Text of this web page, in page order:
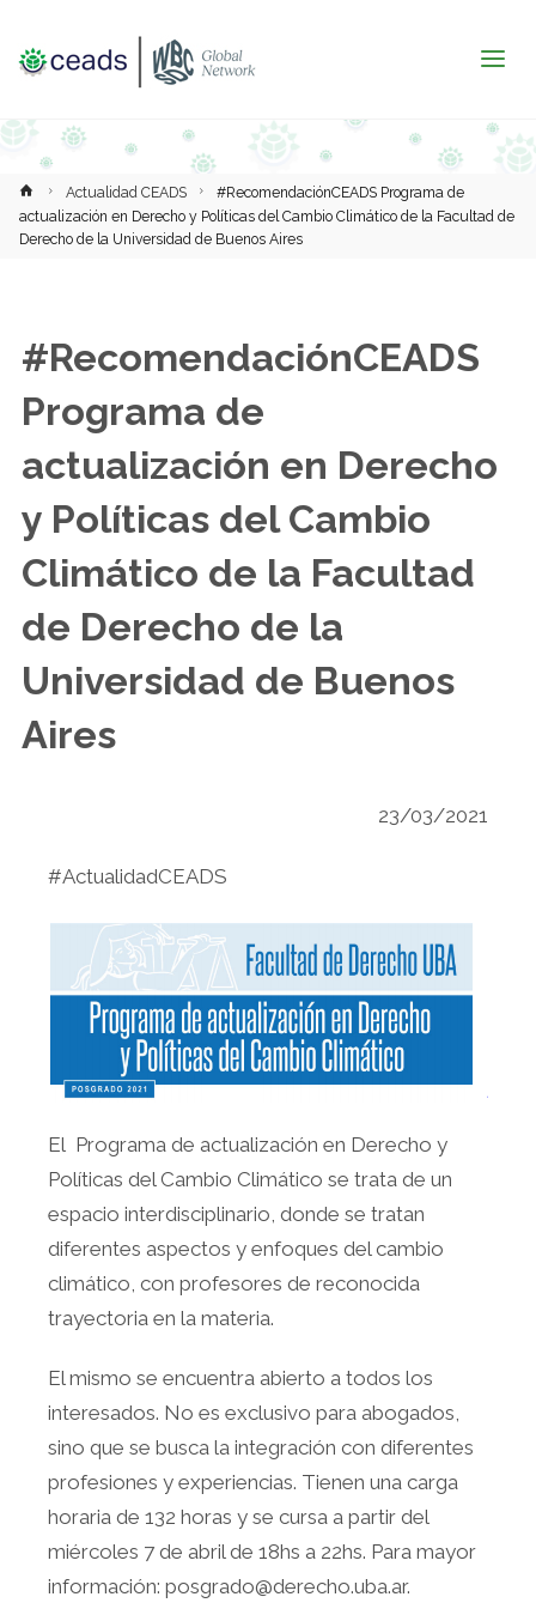
InicioActualidad CEADS
#RecomendaciónCEADS Programa de
actualización en Derecho y Políticas del Cambio Climático de la Facultad de
Derecho de la Universidad de Buenos Aires
#RecomendaciónCEADS
Programa de
actualización en Derecho
y Políticas del Cambio
Climático de la Facultad
de Derecho de la
Universidad de Buenos
Aires
23/03/2021
#ActualidadCEADS
El Programa de actualización en Derecho y
Políticas del Cambio Climático se trata de un
espacio interdisciplinario, donde se tratan
diferentes aspectos y enfoques del cambio
climático, con profesores de reconocida
trayectoria en la materia.
El mismo se encuentra abierto a todos los
interesados. No es exclusivo para abogados,
sino que se busca la integración con diferentes
profesiones y experiencias. Tienen una carga
horaria de 132 horas y se cursa a partir del
miércoles 7 de abril de 18hs a 22hs. Para mayor
información: posgrado@derecho.uba.ar.